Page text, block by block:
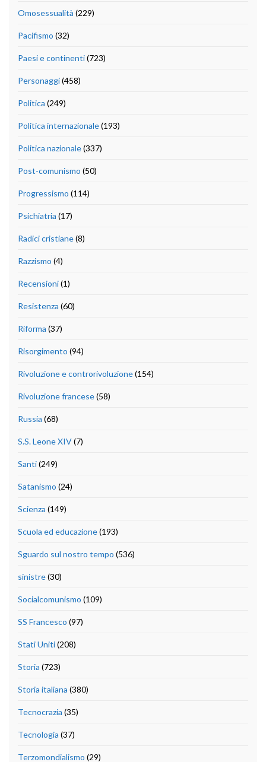
Omosessualità (229)
Pacifismo (32)
Paesi e continenti(723)
Personaggi(458)
Politica (249)
Politica internazionale(193)
Politica nazionale(337)
Post-comunismo (50)
Progressismo (114)
Psichiatria (17)
Radici cristiane(8)
Razzismo (4)
Recensioni(1)
Resistenza (60)
Riforma (37)
Risorgimento (94)
Rivoluzione e controrivoluzione(154)
Rivoluzione francese(58)
Russia (68)
S.S. Leone XIV(7)
Santi(249)
Satanismo (24)
Scienza (149)
Scuola ed educazione(193)
Sguardo sul nostro tempo (536)
sinistre(30)
Socialcomunismo (109)
SS Francesco (97)
Stati Uniti(208)
Storia (723)
Storia italiana (380)
Tecnocrazia (35)
Tecnologia (37)
Terzomondialismo (29)